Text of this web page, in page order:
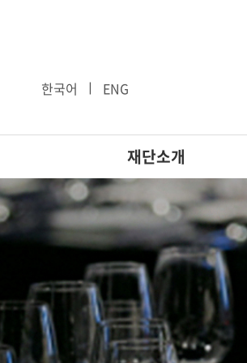
한국어 ㅣ ENG
재단소개